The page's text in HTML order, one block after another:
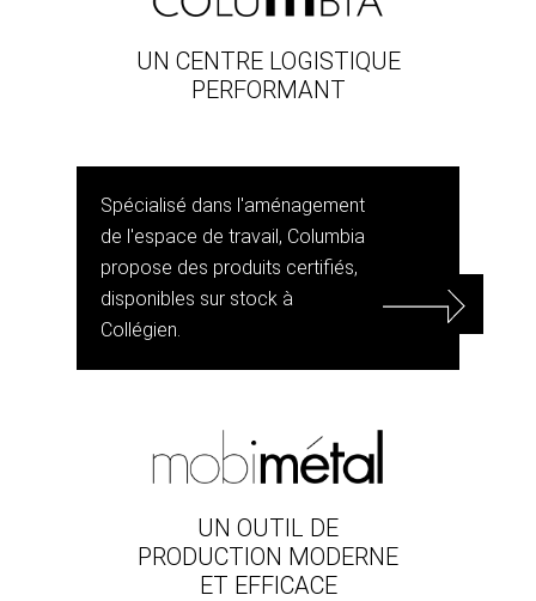
UN CENTRE LOGISTIQUE
PERFORMANT
Spécialisé dans l'aménagement
de l'espace de travail, Columbia
propose des produits certifiés,
disponibles sur stock à
Collégien.
UN OUTIL DE
PRODUCTION MODERNE
ET EFFICACE